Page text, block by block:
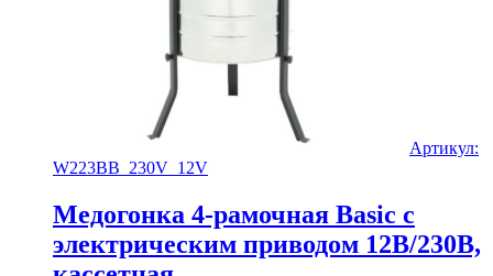
Артикул:
W223BB_230V_12V
Медогонка 4-рамочная Basic с
электрическим приводом 12В/230В,